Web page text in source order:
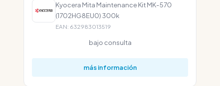
Kyocera Mita Maintenance Kit MK-570
(1702HG8EU0) 300k
EAN: 632983013519
bajo consulta
más información